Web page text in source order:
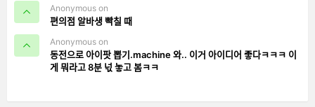
Anonymous on
편의점 알바생 빡칠 때
Anonymous on
동전으로 아이팟 뽑기.machine 와.. 이거 아이디어 좋다ㅋㅋㅋ 이
게 뭐라고 8분 넋 놓고 봄ㅋㅋ